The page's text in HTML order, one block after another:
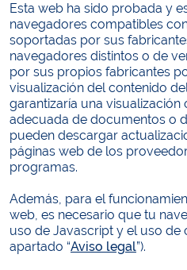
Esta web ha sido probada y
navegadores compatibles
soportadas por sus
navegadores distintos o de
por sus propios fabricantes
visualización del contenido
garantizaría una
adecuada de documentos o
pueden descargar
páginas web de los
programas.
Además, para el
web, es necesario que tu
uso de Javascript y el uso de
apartado “Aviso legal”).